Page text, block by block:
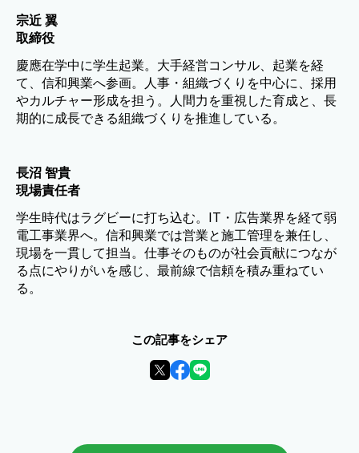
宗近 翼
取締役
慶應在学中に学生起業。大手経営コンサル、起業を経
て、信和興業へ参画。人事・組織づくりを中心に、採用
やカルチャー形成を担う。人間力を重視した育成と、長
期的に成長できる組織づくりを推進している。
長沼 智貴
現場責任者
学生時代はラグビーに打ち込む。IT・広告業界を経て弱
電工事業界へ。信和興業では営業と施工管理を兼任し、
現場を一貫して担当。仕事そのものが社会貢献につなが
る点にやりがいを感じ、最前線で信頼を積み重ねてい
る。
この記事をシェア